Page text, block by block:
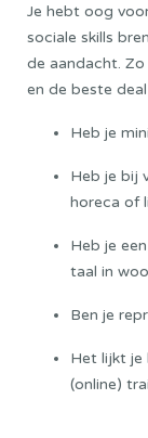
Je hebt oog
sociale skills
de aandacht.
en de beste
Heb je
Heb je bij
horeca of
Heb je
taal in
Ben je
Het lijkt je
(online)